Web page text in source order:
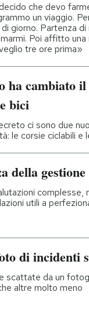
che devo
un viaggio.
giorno. Partenza
Poi affitto
tre ore prima»
ha cambiato
bici
ci sono due
le corsie ciclabili e
della
complesse,
utili a
di incidenti
scattate da un
altre molto meno